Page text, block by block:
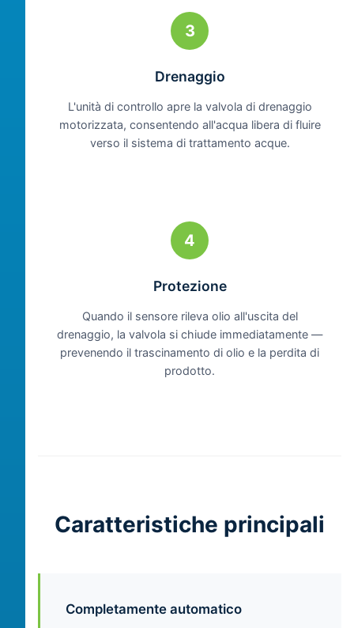
3
Drenaggio
L'unità di controllo apre la valvola di drenaggio
motorizzata, consentendo all'acqua libera di fluire
verso il sistema di trattamento acque.
4
Protezione
Quando il sensore rileva olio all'uscita del
drenaggio, la valvola si chiude immediatamente —
prevenendo il trascinamento di olio e la perdita di
prodotto.
Caratteristiche principali
Completamente automatico